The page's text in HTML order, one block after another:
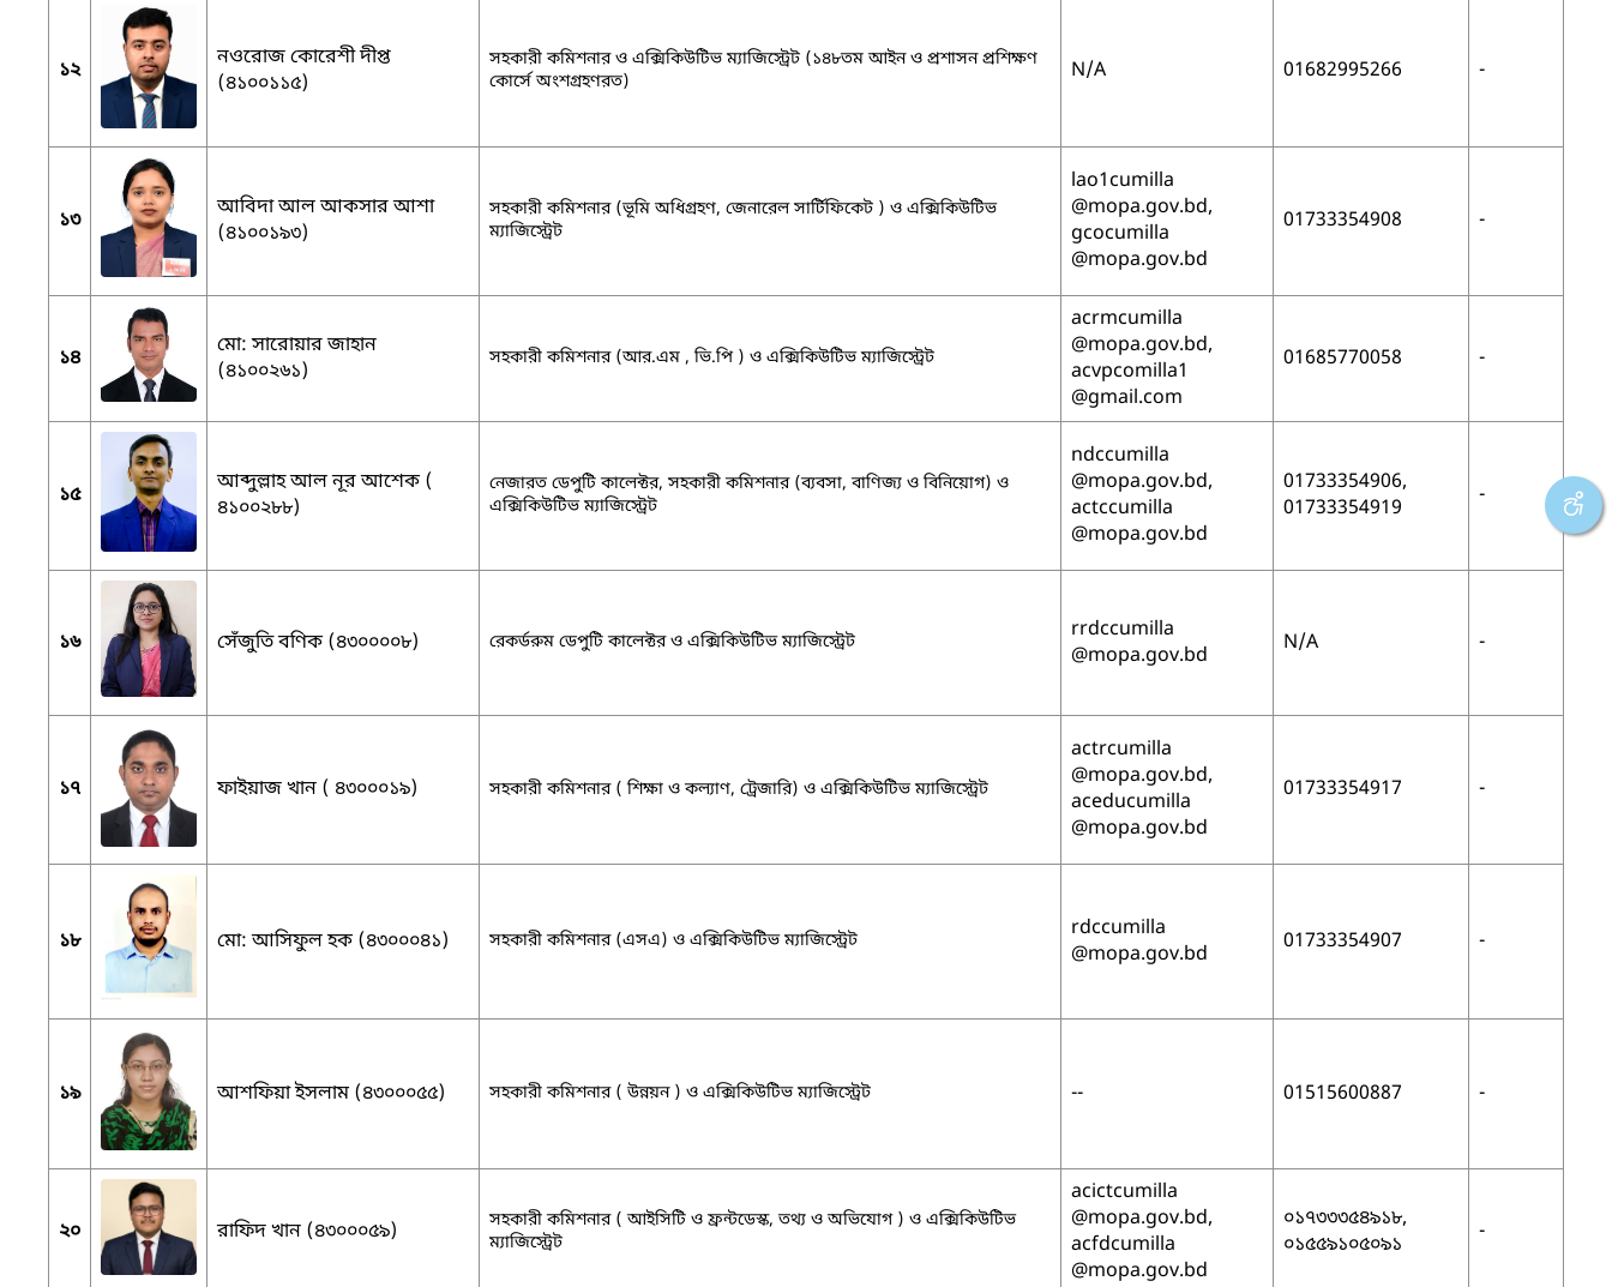
১২
নওরোজ কোরেশী দীপ্ত
(৪১০০১১৫)
সহকারী কমিশনার ও এক্সিকিউটিভ ম্যাজিস্ট্রেট (১৪৮তম আইন ও প্রশাসন প্রশিক্ষণ
কোর্সে অংশগ্রহণরত)
N/A 01682995266 -
১৩
আবিদা আল আকসার আশা
(৪১০০১৯৩)
সহকারী কমিশনার (ভূমি অধিগ্রহণ, জেনারেল সার্টিফিকেট ) ও এক্সিকিউটিভ
ম্যাজিস্ট্রেট
lao1cumilla
@mopa.gov.bd,
gcocumilla
@mopa.gov.bd
01733354908 -
১৪
মো: সারোয়ার জাহান
(৪১০০২৬১)
সহকারী কমিশনার (আর.এম , ভি.পি ) ও এক্সিকিউটিভ ম্যাজিস্ট্রেট
acrmcumilla
@mopa.gov.bd,
acvpcomilla1
@gmail.com
01685770058 -
১৫
আব্দুল্লাহ আল নূর আশেক (
৪১০০২৮৮)
নেজারত ডেপুটি কালেক্টর, সহকারী কমিশনার (ব্যবসা, বাণিজ্য ও বিনিয়োগ) ও
এক্সিকিউটিভ ম্যাজিস্ট্রেট
ndccumilla
@mopa.gov.bd,
actccumilla
@mopa.gov.bd
01733354906,
01733354919
-
১৬ সেঁজুতি বণিক (৪৩০০০০৮) রেকর্ডরুম ডেপুটি কালেক্টর ও এক্সিকিউটিভ ম্যাজিস্ট্রেট
rrdccumilla
@mopa.gov.bd
N/A -
১৭ ফাইয়াজ খান ( ৪৩০০০১৯) সহকারী কমিশনার ( শিক্ষা ও কল্যাণ, ট্রেজারি) ও এক্সিকিউটিভ ম্যাজিস্ট্রেট
actrcumilla
@mopa.gov.bd,
aceducumilla
@mopa.gov.bd
01733354917 -
১৮ মো: আসিফুল হক (৪৩০০০৪১) সহকারী কমিশনার (এসএ) ও এক্সিকিউটিভ ম্যাজিস্ট্রেট
rdccumilla
@mopa.gov.bd
01733354907 -
১৯ আশফিয়া ইসলাম (৪৩০০০৫৫) সহকারী কমিশনার ( উন্নয়ন ) ও এক্সিকিউটিভ ম্যাজিস্ট্রেট -- 01515600887 -
২০ রাফিদ খান (৪৩০০০৫৯)
সহকারী কমিশনার ( আইসিটি ও ফ্রন্টডেস্ক, তথ্য ও অভিযোগ ) ও এক্সিকিউটিভ
ম্যাজিস্ট্রেট
acictcumilla
@mopa.gov.bd,
acfdcumilla
@mopa.gov.bd
০১৭৩৩৩৫৪৯১৮,
০১৫৫৯১০৫০৯১
-